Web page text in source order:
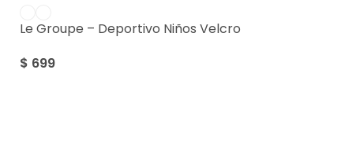
Le Groupe – Deportivo Niños Velcro
$ 699